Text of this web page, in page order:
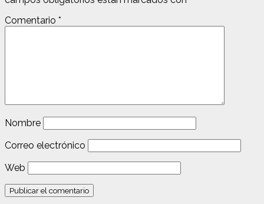
Comentario *
Nombre
Correo electrónico
Web